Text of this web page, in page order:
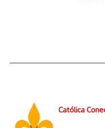
Católica